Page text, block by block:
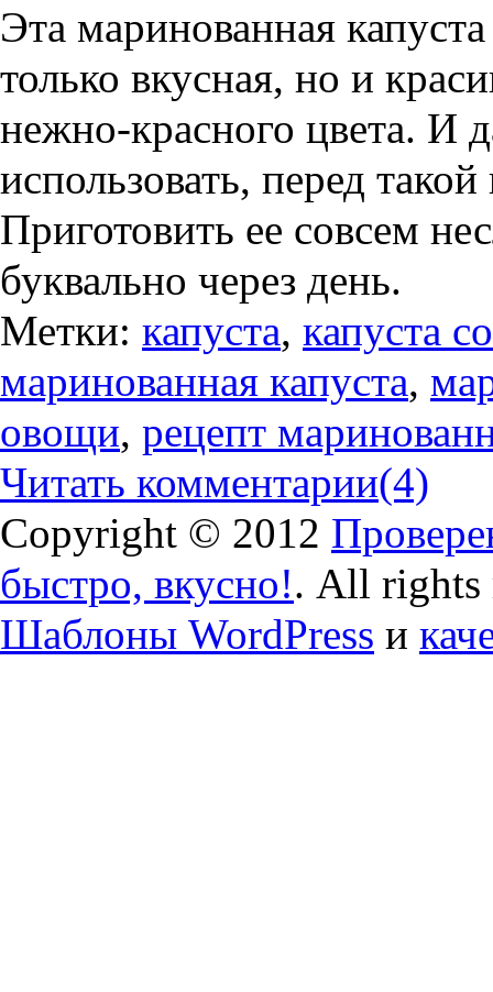
Эта маринованная
только вкусная, но и
нежно-красного цвета. И
использовать, перед
Приготовить ее совсем
буквально через день.
Метки: капуста, капуста
маринованная капуста,
овощи, рецепт
Читать комментарии(4)
Copyright © 2012
быстро, вкусно!. All rights
Шаблоны WordPress и